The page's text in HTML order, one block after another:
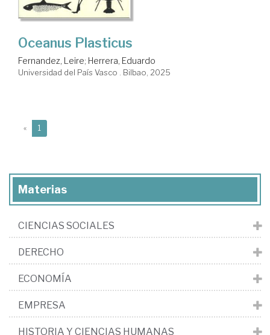
Oceanus Plasticus
Fernandez, Leire; Herrera, Eduardo
Universidad del País Vasco . Bilbao, 2025
« 1
Materias
CIENCIAS SOCIALES
DERECHO
ECONOMÍA
EMPRESA
HISTORIA Y CIENCIAS HUMANAS